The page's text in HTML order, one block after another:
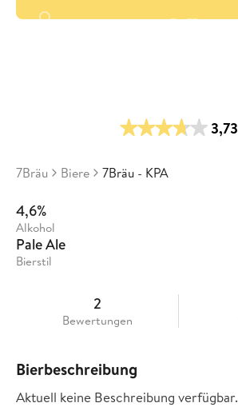
3,73
7Bräu Biere 7Bräu - KPA
4,6%
Alkohol
Pale Ale
Bierstil
2
Bewertungen
Bierbeschreibung
Aktuell keine Beschreibung verfügbar.